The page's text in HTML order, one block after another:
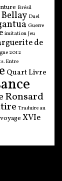
Brésil
Duel
Guerre
imitation Jeu
de
2012
Entre
Quart Livre
Ronsard
Traduire au
voyage XVIe